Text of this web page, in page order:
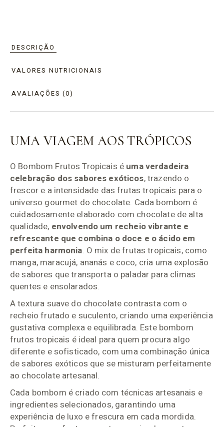
DESCRIÇÃO
VALORES NUTRICIONAIS
AVALIAÇÕES (0)
UMA VIAGEM AOS TRÓPICOS
O Bombom Frutos Tropicais é uma verdadeira
celebração dos sabores exóticos, trazendo o
frescor e a intensidade das frutas tropicais para o
universo gourmet do chocolate. Cada bombom é
cuidadosamente elaborado com chocolate de alta
qualidade, envolvendo um recheio vibrante e
refrescante que combina o doce e o ácido em
perfeita harmonia. O mix de frutas tropicais, como
manga, maracujá, ananás e coco, cria uma explosão
de sabores que transporta o paladar para climas
quentes e ensolarados.
A textura suave do chocolate contrasta com o
recheio frutado e suculento, criando uma experiência
gustativa complexa e equilibrada. Este bombom
frutos tropicais é ideal para quem procura algo
diferente e sofisticado, com uma combinação única
de sabores exóticos que se misturam perfeitamente
ao chocolate artesanal.
Cada bombom é criado com técnicas artesanais e
ingredientes selecionados, garantindo uma
experiência de luxo e frescura em cada mordida.